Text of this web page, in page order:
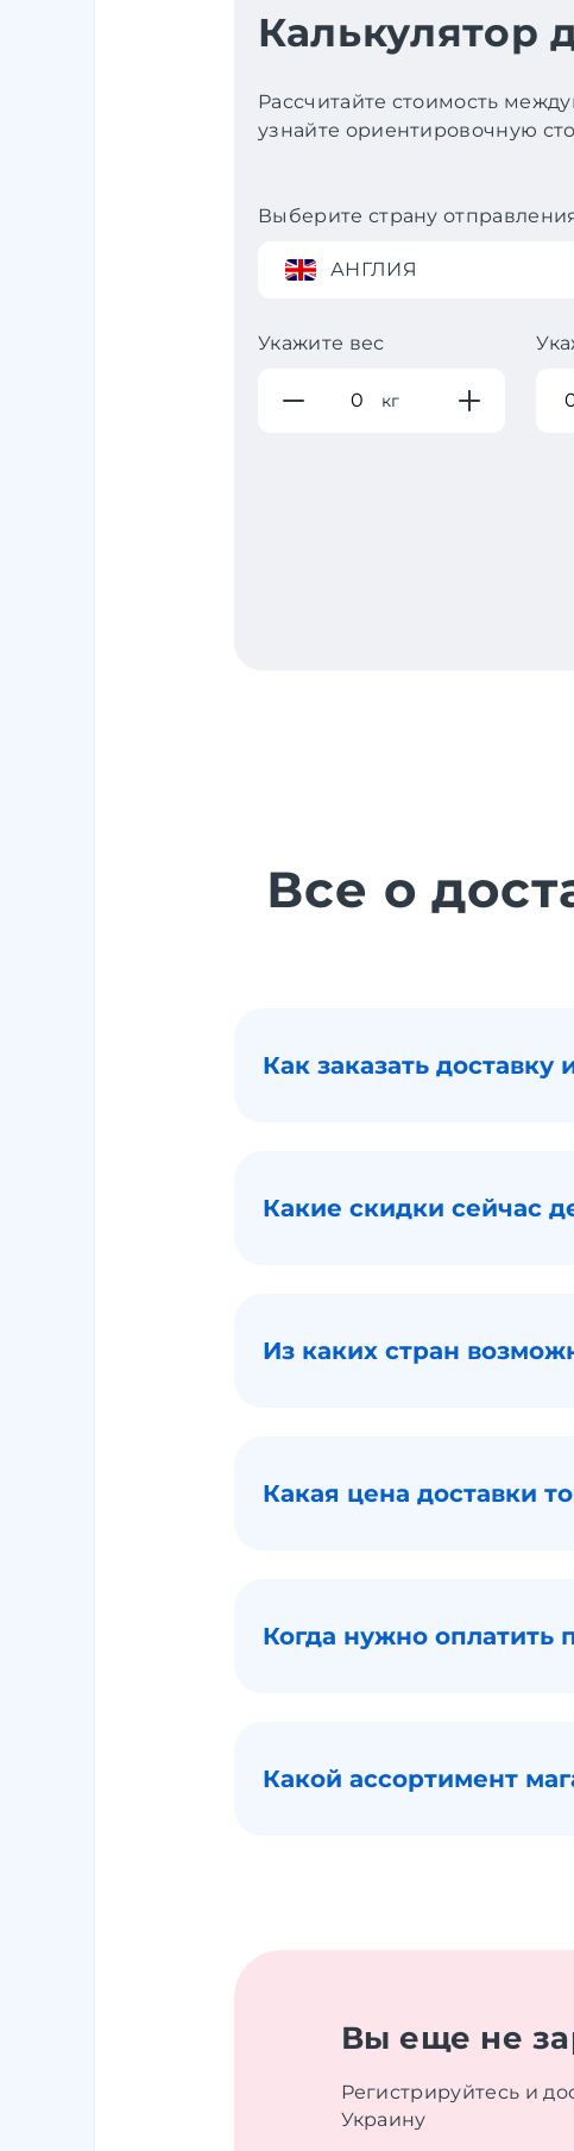
Калькулятор
Рассчитайте стоимость
узнайте ориентировочную
Выберите страну
АНГЛИЯ
Укажите вес
кг
Все о
Как заказать
Какие скидки сейчас
Из каких стран
Какая цена доставки
Когда нужно оплатить
Какой ассортимент
Вы еще не
Регистрируйтесь и
Украину